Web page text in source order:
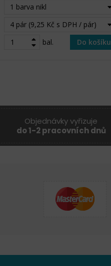
1 barva nikl
4 pár (9,25 Kč s DPH / pár)
bal.
Do košíku
Objednávky vyřizuje
do 1-2 pracovních dnů